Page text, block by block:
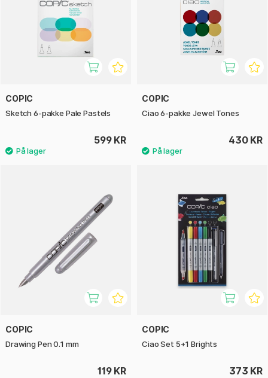
COPIC
Sketch 6-pakke Pale Pastels
599 KR
COPIC
Ciao 6-pakke Jewel Tones
430 KR
COPIC
Drawing Pen 0.1 mm
119 KR
COPIC
Ciao Set 5+1 Brights
373 KR